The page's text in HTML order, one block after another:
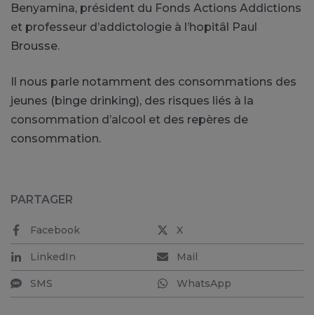
Benyamina, président du Fonds Actions Addictions
et professeur d’addictologie à l’hopitâl Paul
Brousse.
Il nous parle notamment des consommations des
jeunes (binge drinking), des risques liés à la
consommation d’alcool et des repères de
consommation.
PARTAGER
Facebook X
LinkedIn Mail
SMS WhatsApp